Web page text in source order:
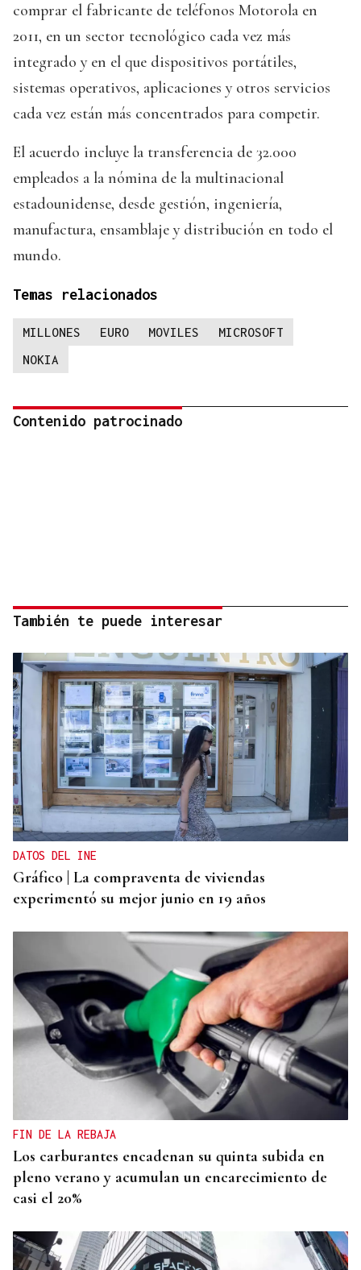
comprar el fabricante de teléfonos Motorola en
2011, en un sector tecnológico cada vez más
integrado y en el que dispositivos portátiles,
sistemas operativos, aplicaciones y otros servicios
cada vez están más concentrados para competir.
El acuerdo incluye la transferencia de 32.000
empleados a la nómina de la multinacional
estadounidense, desde gestión, ingeniería,
manufactura, ensamblaje y distribución en todo el
mundo.
Temas relacionados
MILLONES EURO MOVILES
MICROSOFT
NOKIA
Contenido patrocinado
También te puede interesar
DATOS DEL INE
Gráfico | La compraventa de viviendas
experimentó su mejor junio en 19 años
FIN DE LA REBAJA
Los carburantes encadenan su quinta subida en
pleno verano y acumulan un encarecimiento de
casi el 20%